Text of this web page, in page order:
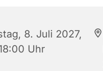
8. Juli 2027,
Uhr